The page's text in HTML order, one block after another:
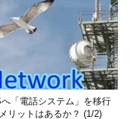
「電話システム」を移行
リットはあるか？ (1/2)